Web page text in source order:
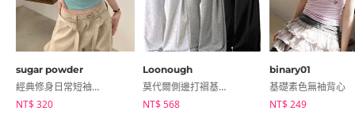
sugar powder
經典修身日常短袖T恤
NT$ 320
Loonough
莫代爾側邊打褶基本寬版長褲
NT$ 568
binary01
基礎素色無袖背心
NT$ 249